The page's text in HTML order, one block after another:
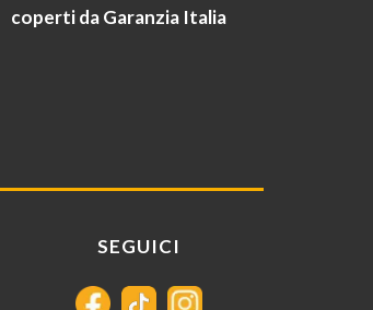
coperti da Garanzia Italia
SEGUICI